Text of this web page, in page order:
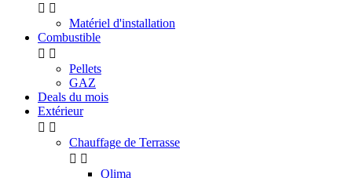
 
Matériel d'installation
Combustible
 
Pellets
GAZ
Deals du mois
Extérieur
 
Chauffage de Terrasse
 
Qlima